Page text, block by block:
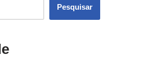
Pesquisar